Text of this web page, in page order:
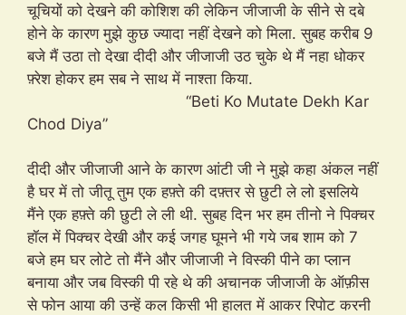
चूचियों को देखने की कोशिश की लेकिन जीजाजी के सीने से दबे
होने के कारण मुझे कुछ ज्यादा नहीं देखने को मिला. सुबह करीब 9
बजे मैं उठा तो देखा दीदी और जीजाजी उठ चुके थे मैं नहा धोकर
फ़्रेश होकर हम सब ने साथ में नाश्ता किया.
“Beti Ko Mutate Dekh Kar
Chod Diya”
दीदी और जीजाजी आने के कारण आंटी जी ने मुझे कहा अंकल नहीं
है घर में तो जीतू तुम एक हफ़्ते की दफ़्तर से छुटी ले लो इसलिये
मैंने एक हफ़्ते की छुटी ले ली थी. सुबह दिन भर हम तीनो ने पिक्चर
हॉल में पिक्चर देखी और कई जगह घूमने भी गये जब शाम को 7
बजे हम घर लोटे तो मैंने और जीजाजी ने विस्की पीने का प्लान
बनाया और जब विस्की पी रहे थे की अचानक जीजाजी के ऑफ़ीस
से फोन आया की उन्हें कल किसी भी हालत में आकर रिपोट करनी